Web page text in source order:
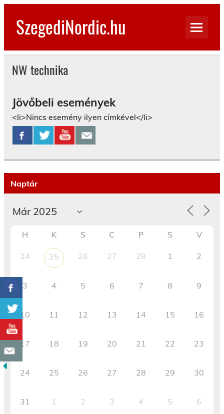
Skip
contentSzegediNordic.hu
NW technika
Jövőbeli események
<li>Nincs esemény ilyen címkével</li>
Naptár
H K S C P S V
24 25 26 27 28 1 2
3 4 5 6 7 8 9
10 11 12 13 14 15 16
17 18 19 20 21 22 23
24 25 26 27 28 29 30
31 1 2 3 4 5 6